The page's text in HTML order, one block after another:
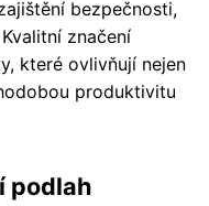
bezpečnosti,
značení
které ovlivňují nejen
produktivitu
podlah